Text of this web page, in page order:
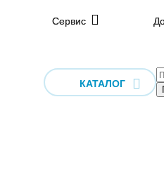
Сервис
КАТАЛОГ